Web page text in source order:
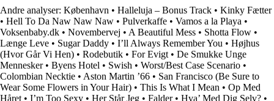
Andre analyser: København • Halleluja – Bonus Track • Kinky Fætter
• Hell To Da Naw Naw Naw • Pulverkaffe • Vamos a la Playa •
Voksenbaby.dk • Novembervej • A Beautiful Mess • Shotta Flow •
Længe Leve • Sugar Daddy • I’ll Always Remember You • Højhus
(Hvor Går Vi Hen) • Rodebutik • For Evigt • De Smukke Unge
Mennesker• Byens Hotel • Swish • Worst/Best Case Scenario •
Colombian Necktie • Aston Martin ’66 • San Francisco (Be Sure to
Wear Some Flowers in Your Hair) • This Is What I Mean • Op Med
Håret • I’m Too Sexy • Her Står Jeg • Falder• Hva’ Med Dig Selv? •